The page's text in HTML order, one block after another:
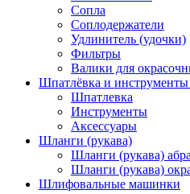
Сопла
Соплодержатели
Удлинитель (удочки)
Фильтры
Валики для
Шпатлёвка и
Шпатлевка
Инструменты
Аксессуары
Шланги (рукава)
Шланги (рукава)
Шланги (рукава)
Шлифовальные машинки